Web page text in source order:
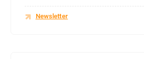
Newsletter